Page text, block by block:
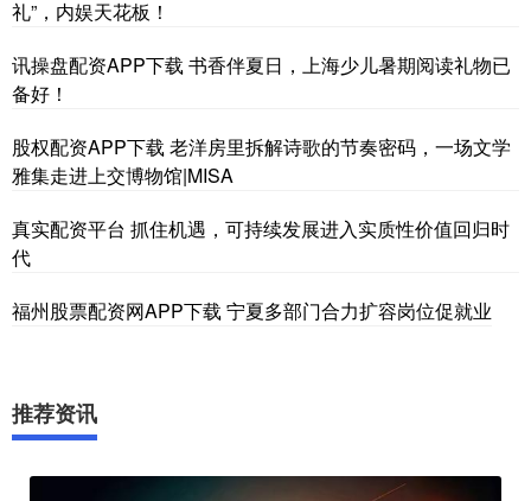
礼”，内娱天花板！
讯操盘配资APP下载 书香伴夏日，上海少儿暑期阅读礼物已
备好！
股权配资APP下载 老洋房里拆解诗歌的节奏密码，一场文学
雅集走进上交博物馆|MISA
真实配资平台 抓住机遇，可持续发展进入实质性价值回归时
代
福州股票配资网APP下载 宁夏多部门合力扩容岗位促就业
推荐资讯